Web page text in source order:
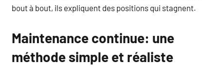
bout à bout, ils expliquent des positions qui stagnent.
Maintenance continue: une
méthode simple et réaliste